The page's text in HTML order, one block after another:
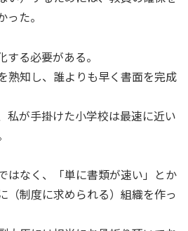
た。
る必要がある。
熟知し、誰よりも早く書面を完成
私が手掛けた小学校は最速に近い
はなく、「単に書類が速い」とか
（制度に求められる）組織を作っ